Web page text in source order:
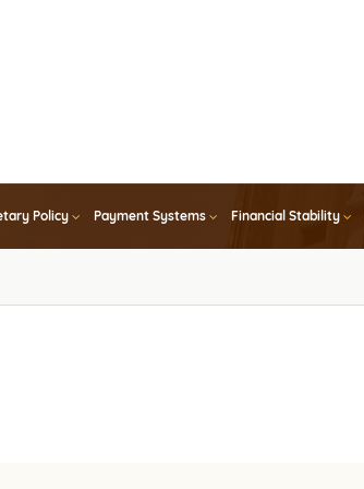
Policy Payment Systems Financial Stability